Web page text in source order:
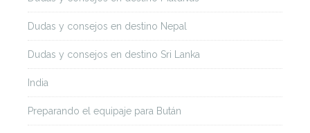
Dudas y consejos en destino Nepal
Dudas y consejos en destino Sri Lanka
India
Preparando el equipaje para Bután